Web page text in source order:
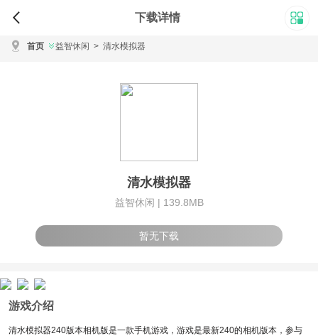
下载详情
首页 益智休闲 > 清水模拟器
清水模拟器
益智休闲 | 139.8MB
暂无下载
游戏介绍
清水模拟器240版本相机版是一款手机游戏，游戏是最新240的相机版本，参与